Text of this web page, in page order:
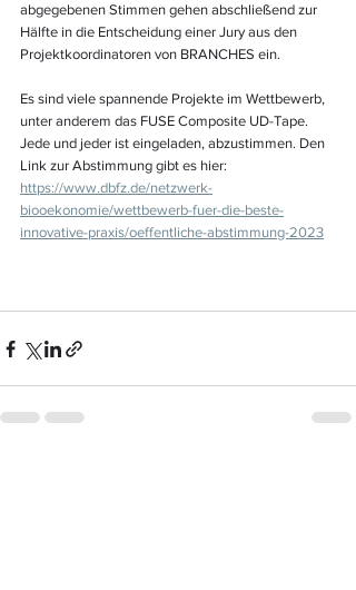
abgegebenen Stimmen gehen abschließend zur
Hälfte in die Entscheidung einer Jury aus den
Projektkoordinatoren von BRANCHES ein.
Es sind viele spannende Projekte im Wettbewerb,
unter anderem das FUSE Composite UD-Tape.
Jede und jeder ist eingeladen, abzustimmen. Den
Link zur Abstimmung gibt es hier:
https://www.dbfz.de/netzwerk-
biooekonomie/wettbewerb-fuer-die-beste-
innovative-praxis/oeffentliche-abstimmung-2023